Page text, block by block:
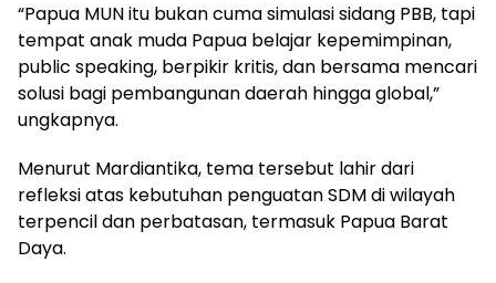
“Papua MUN itu bukan cuma simulasi sidang PBB, tapi
tempat anak muda Papua belajar kepemimpinan,
public speaking, berpikir kritis, dan bersama mencari
solusi bagi pembangunan daerah hingga global,”
ungkapnya.
Menurut Mardiantika, tema tersebut lahir dari
refleksi atas kebutuhan penguatan SDM di wilayah
terpencil dan perbatasan, termasuk Papua Barat
Daya.